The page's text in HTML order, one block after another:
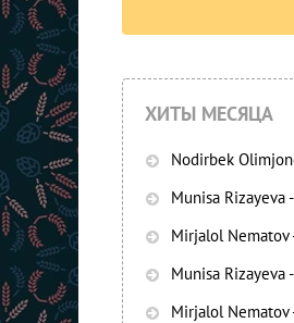
ХИТЫ МЕСЯЦА
Nodirbek
Munisa Rizayeva-
Mirjalol Nematov
Munisa Rizayeva-
Mirjalol Nematov